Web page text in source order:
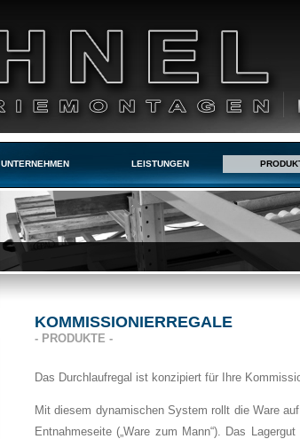
UNTERNEHMEN LEISTUNGEN
KOMMISSIONIERREGALE
- PRODUKTE -
Das Durchlaufregal ist konzipiert für Ihre
Mit diesem dynamischen System rollt die Ware
Entnahmeseite („Ware zum Mann“). Das